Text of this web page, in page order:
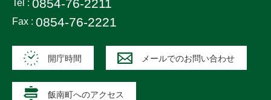
Tel : 0854-76-2211
Fax : 0854-76-2221
開庁時間 メールでのお問い合わせ
飯南町へのアクセス